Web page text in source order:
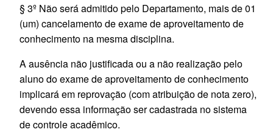
§ 3º Não será admitido pelo Departamento, mais de 01
(um) cancelamento de exame de aproveitamento de
conhecimento na mesma disciplina.
A ausência não justificada ou a não realização pelo
aluno do exame de aproveitamento de conhecimento
implicará em reprovação (com atribuição de nota zero),
devendo essa informação ser cadastrada no sistema
de controle acadêmico.